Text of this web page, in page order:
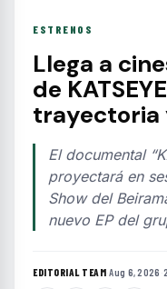
ESTRENOS
Llega a
de
trayectoria
El documental
proyectará en
Show del
nuevo EP del
EDITORIAL TEAM·Aug 6, 2026 ·